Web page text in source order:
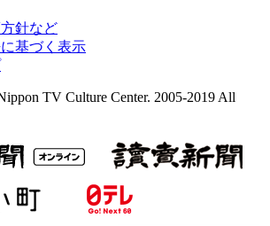
針など
基づく表示
TV Culture Center. 2005-2019 All